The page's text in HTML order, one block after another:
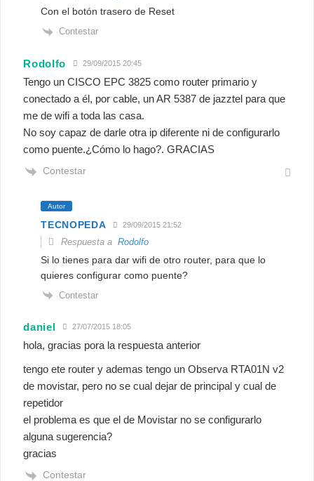
Con el botón trasero de Reset
Contestar
Rodolfo 29/09/2015 20:45
Tengo un CISCO EPC 3825 como router primario y
conectado a él, por cable, un AR 5387 de jazztel para que
me de wifi a toda las casa.
No soy capaz de darle otra ip diferente ni de configurarlo
como puente.¿Cómo lo hago?. GRACIAS
Contestar
Autor
TECNOPEDA 29/09/2015 21:52
Respuesta aRodolfo
Si lo tienes para dar wifi de otro router, para que lo
quieres configurar como puente?
Contestar
daniel 27/07/2015 18:05
hola, gracias pora la respuesta anterior
tengo ete router y ademas tengo un Observa RTA01N v2
de movistar, pero no se cual dejar de principal y cual de
repetidor
el problema es que el de Movistar no se configurarlo
alguna sugerencia?
gracias
Contestar